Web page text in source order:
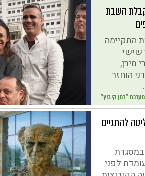
מערכת "זמן קיבוץ"
השבת
התקיימה
שישי
מירן,
הוחזר
להתגייס
במסגרת
לפני